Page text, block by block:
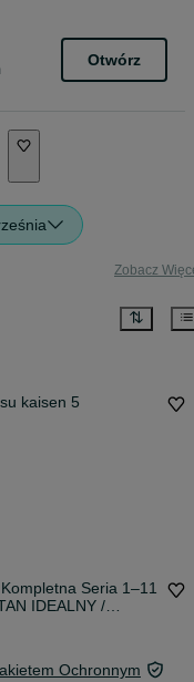
Otwórz
Zobacz
kaisen 5
Seria 1–11
IDEALNY /
11 Tomów
Ochronnym